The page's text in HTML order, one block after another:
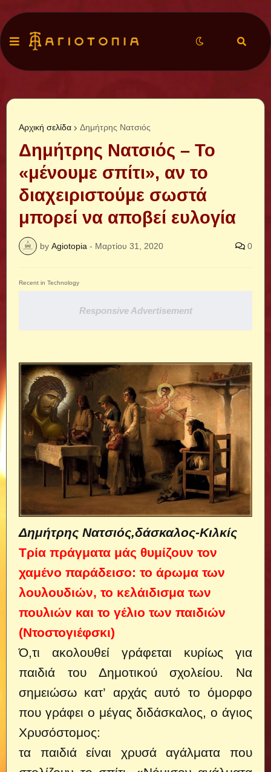
Αρχική σελίδα Δημήτρης Νατσιός
Δημήτρης Νατσιός – Το
«μένουμε σπίτι», αν το
διαχειριστούμε σωστά
μπορεί να αποβεί ευλογία
by Agiotopia - Μαρτίου 31, 2020 0
Recent in Technology
Responsive Advertisement
Δημήτρης Νατσιός,δάσκαλος-Κιλκίς
Τρία πράγματα μάς θυμίζουν τον
χαμένο παράδεισο: το άρωμα των
λουλουδιών, το κελάιδισμα των
πουλιών και το γέλιο των παιδιών
(Ντοστογιέφσκι)
Ό,τι ακολουθεί γράφεται κυρίως για
παιδιά του Δημοτικού σχολείου. Να
σημειώσω κατ’ αρχάς αυτό το όμορφο
που γράφει ο μέγας διδάσκαλος, ο άγιος
Χρυσόστομος:
τα παιδιά είναι χρυσά αγάλματα που